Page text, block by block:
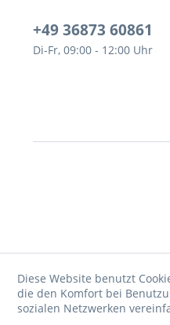
+49 36873 60861
Di-Fr, 09:00 - 12:00 Uhr
Diese Website benutzt
die den Komfort bei
sozialen Netzwerken